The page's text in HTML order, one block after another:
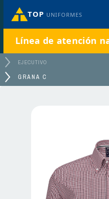
TOP UNIFORMES
Línea de atención
EJECUTIVO
GRANA C